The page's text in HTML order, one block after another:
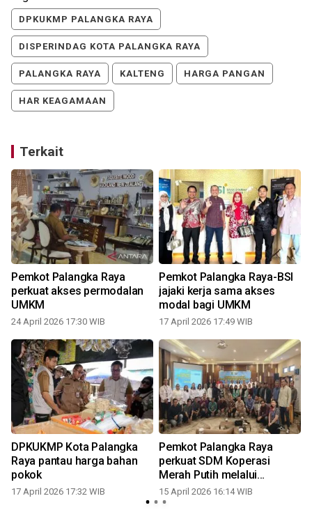
DPKUKMP PALANGKA RAYA
DISPERINDAG KOTA PALANGKA RAYA
PALANGKA RAYA KALTENG HARGA PANGAN
HAR KEAGAMAAN
Terkait
Pemkot Palangka Raya
perkuat akses permodalan
UMKM
24 April 2026 17:30 WIB
Pemkot Palangka Raya-BSI
jajaki kerja sama akses
modal bagi UMKM
17 April 2026 17:49 WIB
DPKUKMP Kota Palangka
Raya pantau harga bahan
pokok
17 April 2026 17:32 WIB
Pemkot Palangka Raya
perkuat SDM Koperasi
Merah Putih melalui
pelatihan
15 April 2026 16:14 WIB